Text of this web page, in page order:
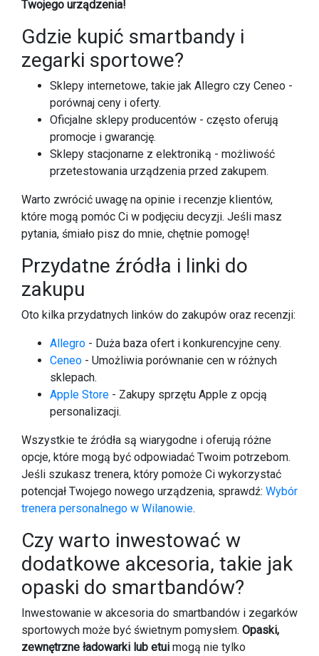
Twojego urządzenia!
Gdzie kupić smartbandy i
zegarki sportowe?
Sklepy internetowe, takie jak Allegro czy Ceneo -
porównaj ceny i oferty.
Oficjalne sklepy producentów - często oferują
promocje i gwarancję.
Sklepy stacjonarne z elektroniką - możliwość
przetestowania urządzenia przed zakupem.
Warto zwrócić uwagę na opinie i recenzje klientów,
które mogą pomóc Ci w podjęciu decyzji. Jeśli masz
pytania, śmiało pisz do mnie, chętnie pomogę!
Przydatne źródła i linki do
zakupu
Oto kilka przydatnych linków do zakupów oraz recenzji:
Allegro - Duża baza ofert i konkurencyjne ceny.
Ceneo - Umożliwia porównanie cen w różnych
sklepach.
Apple Store - Zakupy sprzętu Apple z opcją
personalizacji.
Wszystkie te źródła są wiarygodne i oferują różne
opcje, które mogą być odpowiadać Twoim potrzebom.
Jeśli szukasz trenera, który pomoże Ci wykorzystać
potencjał Twojego nowego urządzenia, sprawdź: Wybór
trenera personalnego w Wilanowie.
Czy warto inwestować w
dodatkowe akcesoria, takie jak
opaski do smartbandów?
Inwestowanie w akcesoria do smartbandów i zegarków
sportowych może być świetnym pomysłem. Opaski,
zewnętrzne ładowarki lub etui mogą nie tylko